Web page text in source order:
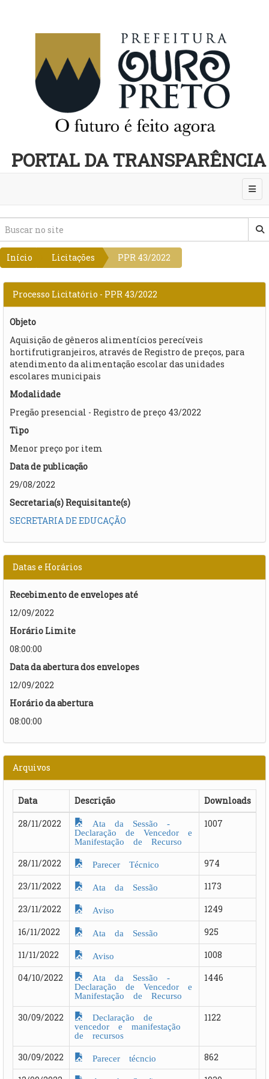
PORTAL DA TRANSPARÊNCIA
Início Licitações PPR 43/2022
Processo Licitatório - PPR 43/2022
Objeto
Aquisição de gêneros alimentícios perecíveis
hortifrutigranjeiros, através de Registro de preços, para
atendimento da alimentação escolar das unidades
escolares municipais
Modalidade
Pregão presencial - Registro de preço 43/2022
Tipo
Menor preço por item
Data de publicação
29/08/2022
Secretaria(s) Requisitante(s)
SECRETARIA DE EDUCAÇÃO
Datas e Horários
Recebimento de envelopes até
12/09/2022
Horário Limite
08:00:00
Data da abertura dos envelopes
12/09/2022
Horário da abertura
08:00:00
Arquivos
Data Descrição
Downloads
28/11/2022
Ata da Sessão -
Declaração de Vencedor e
Manifestação de Recurso
1007
28/11/2022 Parecer Técnico
974
23/11/2022
Ata da Sessão
1173
23/11/2022
Aviso
1249
16/11/2022
Ata da Sessão
925
11/11/2022
Aviso
1008
04/10/2022
Ata da Sessão -
Declaração de Vencedor e
Manifestação de Recurso
1446
30/09/2022
Declaração de
vencedor e manifestação
de recursos
1122
30/09/2022 Parecer técncio
862